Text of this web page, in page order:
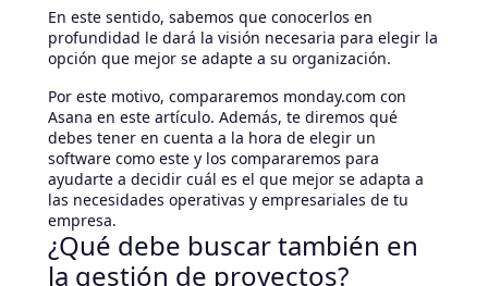
En este sentido, sabemos que conocerlos en
profundidad le dará la visión necesaria para elegir la
opción que mejor se adapte a su organización.
Por este motivo, compararemos monday.com con
Asana en este artículo. Además, te diremos qué
debes tener en cuenta a la hora de elegir un
software como este y los compararemos para
ayudarte a decidir cuál es el que mejor se adapta a
las necesidades operativas y empresariales de tu
empresa.
¿Qué debe buscar también en
la gestión de proyectos?